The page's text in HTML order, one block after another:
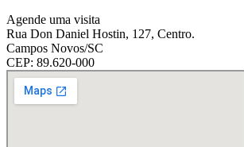
Agende uma visita
Rua Don Daniel Hostin, 127, Centro.
Campos Novos/SC
CEP: 89.620-000